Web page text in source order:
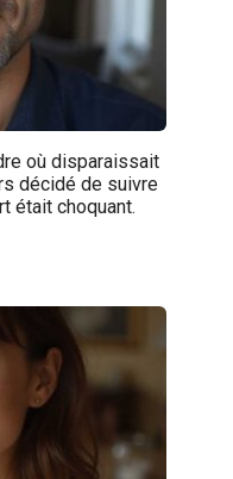
où disparaissait
décidé de suivre
était choquant.